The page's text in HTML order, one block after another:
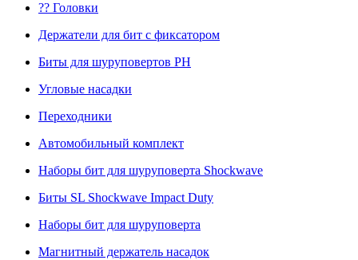
?? Головки
Держатели для бит с фиксатором
Биты для шуруповертов PH
Угловые насадки
Переходники
Автомобильный комплект
Наборы бит для шуруповерта Shockwave
Биты SL Shockwave Impact Duty
Наборы бит для шуруповерта
Магнитный держатель насадок